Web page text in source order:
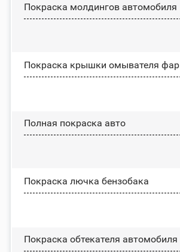
Покраска молдингов автомобиля
Покраска крышки омывателя фар
Полная покраска авто
Покраска лючка бензобака
Покраска обтекателя автомобиля